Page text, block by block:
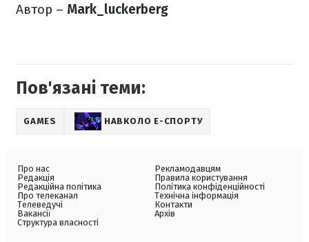
Автор – Mark_luckerberg
Пов'язані теми:
GAMES НАВКОЛО Е-СПОРТУ
Про нас
Редакція
Редакційна політика
Про телеканал
Телеведучі
Вакансії
Структура власності
Рекламодавцям
Правила користування
Політика конфіденційності
Технічна інформація
Контакти
Архів